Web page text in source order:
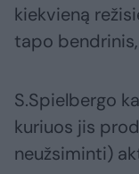
kiekvieną
tapo
S.Spielbergo
kuriuos jis
neužsiminti)